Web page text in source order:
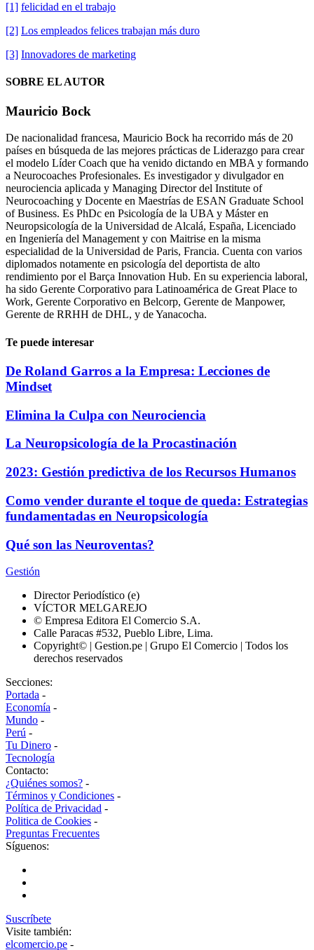
[1] felicidad en el trabajo
[2] Los empleados felices trabajan más duro
[3] Innovadores de marketing
SOBRE EL AUTOR
Mauricio Bock
De nacionalidad francesa, Mauricio Bock ha recorrido más de 20
países en búsqueda de las mejores prácticas de Liderazgo para crear
el modelo Líder Coach que ha venido dictando en MBA y formando
a Neurocoaches Profesionales. Es investigador y divulgador en
neurociencia aplicada y Managing Director del Institute of
Neurocoaching y Docente en Maestrías de ESAN Graduate School
of Business. Es PhDc en Psicología de la UBA y Máster en
Neuropsicología de la Universidad de Alcalá, España, Licenciado
en Ingeniería del Management y con Maitrise en la misma
especialidad de la Universidad de Paris, Francia. Cuenta con varios
diplomados notamente en psicología del deportista de alto
rendimiento por el Barça Innovation Hub. En su experiencia laboral,
ha sido Gerente Corporativo para Latinoamérica de Great Place to
Work, Gerente Corporativo en Belcorp, Gerente de Manpower,
Gerente de RRHH de DHL, y de Yanacocha.
Te puede interesar
De Roland Garros a la Empresa: Lecciones de
Mindset
Elimina la Culpa con Neurociencia
La Neuropsicología de la Procastinación
2023: Gestión predictiva de los Recursos Humanos
Como vender durante el toque de queda: Estrategias
fundamentadas en Neuropsicología
Qué son las Neuroventas?
Gestión
Director Periodístico (e)
VÍCTOR MELGAREJO
© Empresa Editora El Comercio S.A.
Calle Paracas #532, Pueblo Libre, Lima.
Copyright© | Gestion.pe | Grupo El Comercio | Todos los
derechos reservados
Secciones:
Portada -
Economía -
Mundo -
Perú -
Tu Dinero -
Tecnología
Contacto:
¿Quiénes somos? -
Términos y Condiciones -
Política de Privacidad -
Politica de Cookies -
Preguntas Frecuentes
Síguenos:
Suscríbete
Visite también:
elcomercio.pe -